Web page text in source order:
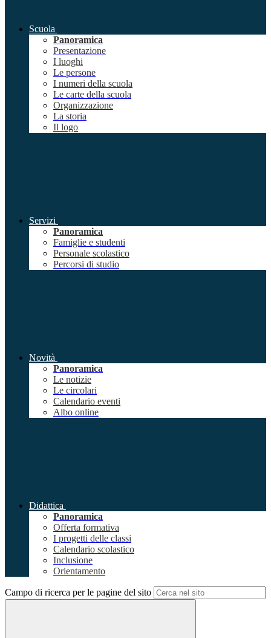
Scuola
Panoramica
Presentazione
I luoghi
Le persone
I numeri della scuola
Le carte della scuola
Organizzazione
La storia
Il logo
Servizi
Panoramica
Famiglie e studenti
Personale scolastico
Percorsi di studio
Novità
Panoramica
Le notizie
Le circolari
Calendario eventi
Albo online
Didattica
Panoramica
Offerta formativa
I progetti delle classi
Calendario scolastico
Inclusione
Orientamento
Campo di ricerca per le pagine del sito